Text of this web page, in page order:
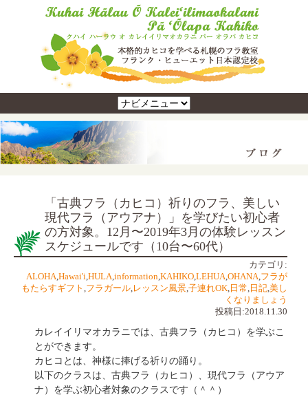
「古典フラ（カヒコ）祈りのフラ、美しい
現代フラ（アウアナ）」を学びたい初心者
の方対象。12月〜2019年3月の体験レッスン
スケジュールです（10台〜60代）
カテゴリ:
ALOHA,Hawai'i,HULA,information,KAHIKO,LEHUA,OHANA,フラが
もたらすギフト ,フラガール,レッスン風景,子連れOK, 日常, 日記,美し
くなりましょう
投稿日:2018.11.30
カレイイリマオカラニでは、古典フラ（カヒコ）を学ぶこ
とができます。
カヒコとは、神様に捧げる祈りの踊り。
以下のクラスは、古典フラ（カヒコ）、現代フラ（アウア
ナ）を学ぶ初心者対象のクラスです（＾＾）